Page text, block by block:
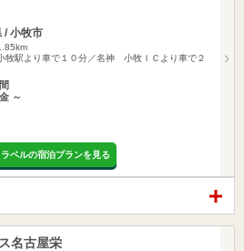
/ 小牧市
駅より車で１０分／名神 小牧ＩＣより車で２
～
ベルの宿泊プランを見る
名古屋栄